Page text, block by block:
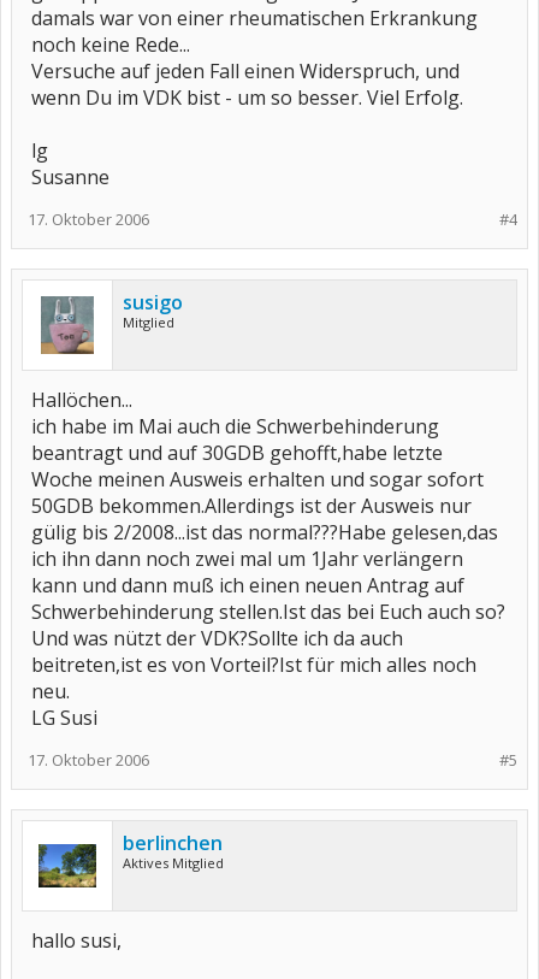
damals war von einer rheumatischen Erkrankung
noch keine Rede...
Versuche auf jeden Fall einen Widerspruch, und
wenn Du im VDK bist - um so besser. Viel Erfolg.
lg
Susanne
#4
17. Oktober 2006
susigo
Mitglied
Hallöchen...
ich habe im Mai auch die Schwerbehinderung
beantragt und auf 30GDB gehofft,habe letzte
Woche meinen Ausweis erhalten und sogar sofort
50GDB bekommen.Allerdings ist der Ausweis nur
gülig bis 2/2008...ist das normal???Habe gelesen,das
ich ihn dann noch zwei mal um 1Jahr verlängern
kann und dann muß ich einen neuen Antrag auf
Schwerbehinderung stellen.Ist das bei Euch auch so?
Und was nützt der VDK?Sollte ich da auch
beitreten,ist es von Vorteil?Ist für mich alles noch
neu.
LG Susi
#5
17. Oktober 2006
berlinchen
Aktives Mitglied
hallo susi,